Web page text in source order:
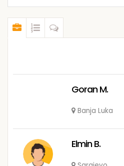
Goran M.
Banja Luka
Elmin B.